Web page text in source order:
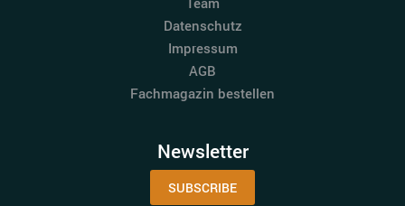
Datenschutz
Impressum
AGB
Fachmagazin bestellen
Newsletter
SUBSCRIBE